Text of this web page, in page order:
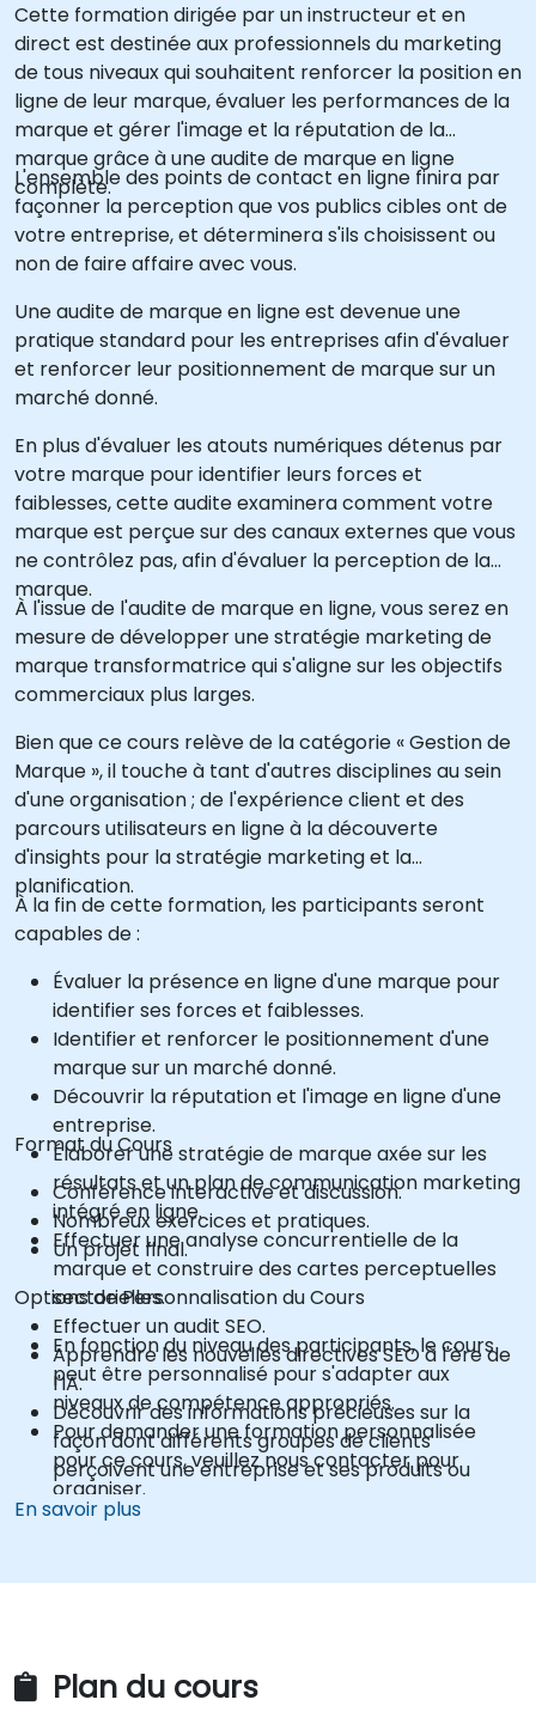
Cette formation dirigée par un instructeur et en
direct est destinée aux professionnels du marketing
de tous niveaux qui souhaitent renforcer la position en
ligne de leur marque, évaluer les performances de la
marque et gérer l'image et la réputation de la
marque grâce à une audite de marque en ligne
complète.
L'ensemble des points de contact en ligne finira par
façonner la perception que vos publics cibles ont de
votre entreprise, et déterminera s'ils choisissent ou
non de faire affaire avec vous.
Une audite de marque en ligne est devenue une
pratique standard pour les entreprises afin d'évaluer
et renforcer leur positionnement de marque sur un
marché donné.
En plus d'évaluer les atouts numériques détenus par
votre marque pour identifier leurs forces et
faiblesses, cette audite examinera comment votre
marque est perçue sur des canaux externes que vous
ne contrôlez pas, afin d'évaluer la perception de la
marque.
À l'issue de l'audite de marque en ligne, vous serez en
mesure de développer une stratégie marketing de
marque transformatrice qui s'aligne sur les objectifs
commerciaux plus larges.
Bien que ce cours relève de la catégorie « Gestion de
Marque », il touche à tant d'autres disciplines au sein
d'une organisation ; de l'expérience client et des
parcours utilisateurs en ligne à la découverte
d'insights pour la stratégie marketing et la
planification.
À la fin de cette formation, les participants seront
capables de :
Évaluer la présence en ligne d'une marque pour
identifier ses forces et faiblesses.
Identifier et renforcer le positionnement d'une
marque sur un marché donné.
Découvrir la réputation et l'image en ligne d'une
entreprise.
Élaborer une stratégie de marque axée sur les
résultats et un plan de communication marketing
intégré en ligne.
Effectuer une analyse concurrentielle de la
marque et construire des cartes perceptuelles
sectorielles.
Effectuer un audit SEO.
Apprendre les nouvelles directives SEO à l'ère de
l'IA.
Découvrir des informations précieuses sur la
façon dont différents groupes de clients
perçoivent une entreprise et ses produits ou
services.
Administrer l'écoute sociale en ligne.
marque régulières plus efficace.
Format du Cours
Conférence interactive et discussion.
Nombreux exercices et pratiques.
Un projet final.
Options de Personnalisation du Cours
En fonction du niveau des participants, le cours
peut être personnalisé pour s'adapter aux
niveaux de compétence appropriés.
Pour demander une formation personnalisée
pour ce cours, veuillez nous contacter pour
organiser.
En savoir plus
Plan du cours